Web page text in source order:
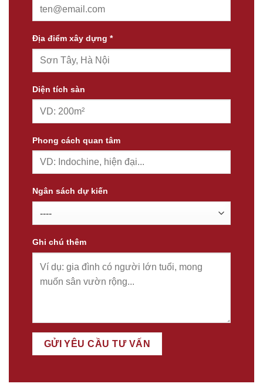
Địa điểm xây dựng *
Diện tích sàn
Phong cách quan tâm
Ngân sách dự kiến
Ghi chú thêm